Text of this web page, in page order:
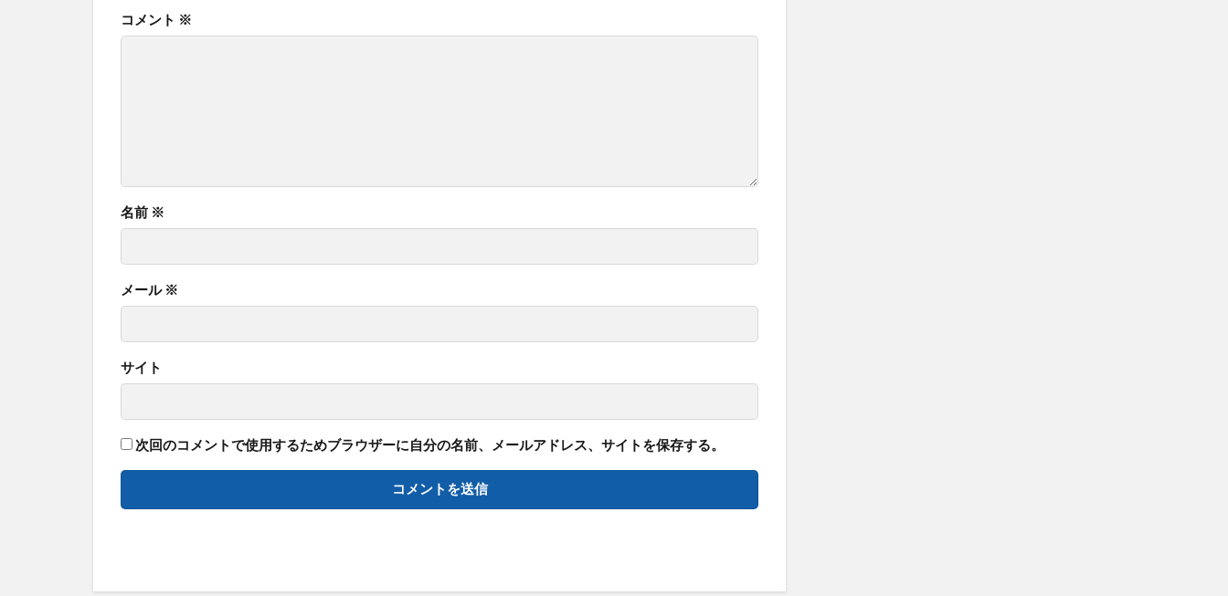
コメント ※
名前 ※
メール ※
サイト
次回のコメントで使用するためブラウザーに自分の名前、メールアドレス、サイトを保存する。